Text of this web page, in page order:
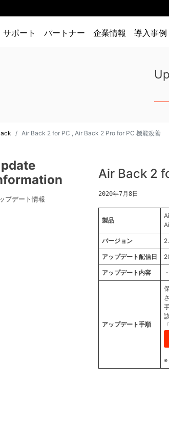
サポート パートナー 企業情報 導入事例
Air Back 2 for PC , Air Back 2 Pro for PC 機能改善
プデート情報
Air Back 2
2020年7月8日
製品
バージョン
アップデート配信日
アップデート内容
アップデート手順
※